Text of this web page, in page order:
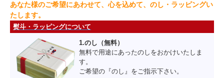
あなた様のご希望にあわせて、心を込めて、のし・ラッピングい
たします。
熨斗・ラッピングについて
1.のし（無料）
無料で用途にあったのしをおかけいたしま
す。
ご希望の『のし』をご指示下さい。